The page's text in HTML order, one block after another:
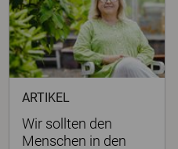
ARTIKEL
Wir sollten den
Menschen in den